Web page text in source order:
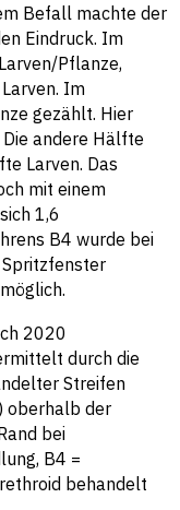
Befall machte der
Eindruck. Im
Pflanze,
Im
gezählt. Hier
andere Hälfte
Larven. Das
mit einem
1,6
B4 wurde bei
durch die
Streifen
oberhalb der
bei
B4 =
behandelt